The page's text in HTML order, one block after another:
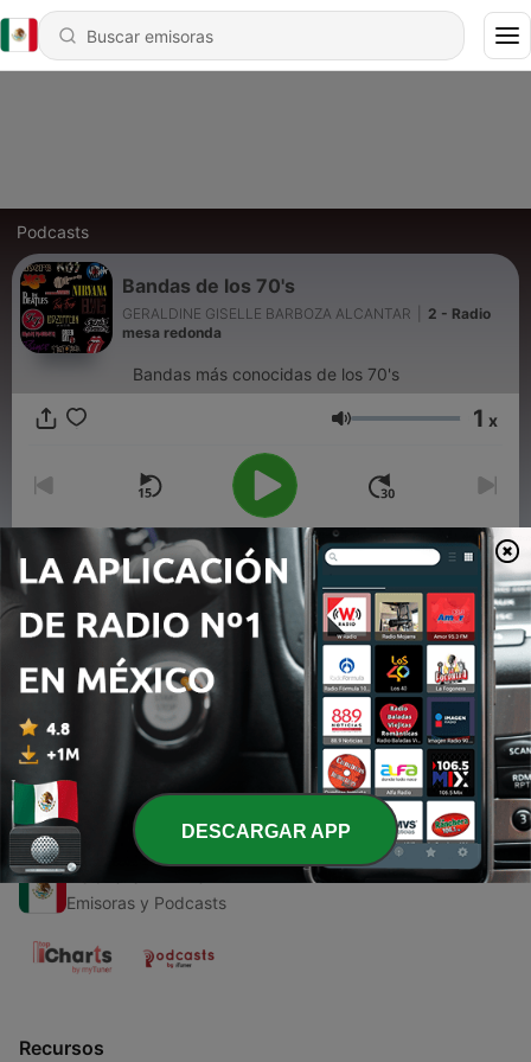
Podcasts
Bandas de los 70's
GERALDINE GISELLE BARBOZA ALCANTAR
2 - Radio
mesa redonda
Bandas más conocidas de los 70's
Volumen 1 x
00:00
Episodios
2 - Radio mesa redonda
18 oct. 2021
Radio en Vivo
Emisoras y Podcasts
Recursos
DESCARGAR APP